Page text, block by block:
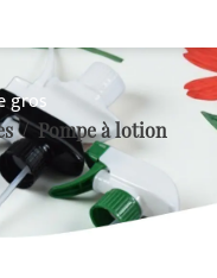
gros
/ Pompe à lotion